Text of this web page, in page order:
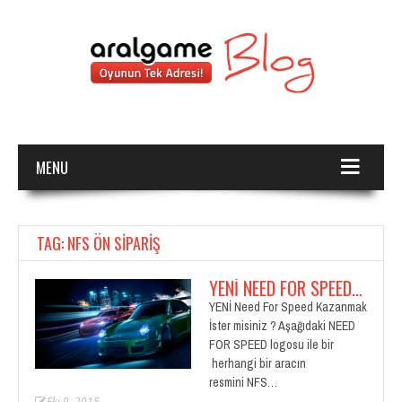
MENU
TAG: NFS ÖN SİPARİŞ
YENİ NEED FOR SPEED…
YENİ Need For Speed Kazanmak
İster misiniz ? Aşağıdaki NEED
FOR SPEED logosu ile bir
herhangi bir aracın
resmini NFS…